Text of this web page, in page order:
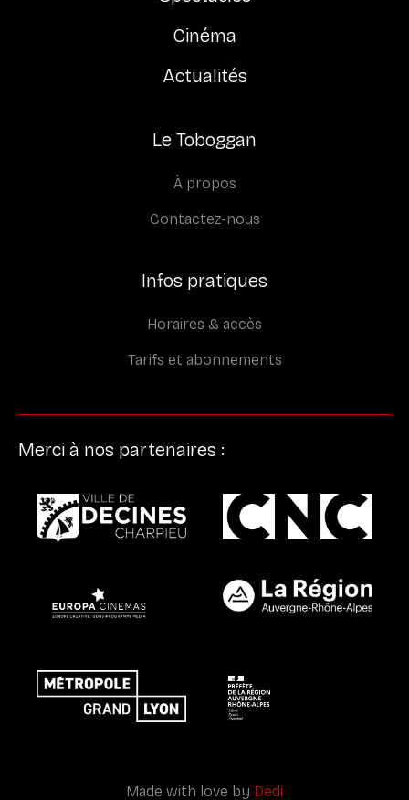
Cinéma
Actualités
Le Toboggan
À propos
Contactez-nous
Infos pratiques
Horaires & accès
Tarifs et abonnements
Merci à nos partenaires :
Made with love by Dedi